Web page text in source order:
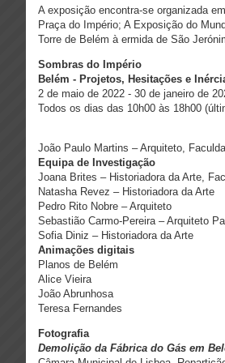
A exposição encontra-se organizada
Praça do Império; A Exposição do
Torre de Belém à ermida de São
Sombras do Império
Belém - Projetos, Hesitações e
2 de maio de 2022 - 30 de janeiro de
Todos os dias das 10h00 às 18h00
João Paulo Martins – Arquiteto,
Equipa de Investigação
Joana Brites – Historiadora da Arte,
Natasha Revez – Historiadora da Arte
Pedro Rito Nobre – Arquiteto
Sebastião Carmo-Pereira – Arquiteto
Sofia Diniz – Historiadora da Arte
Animações digitais
Planos de Belém
Alice Vieira
João Abrunhosa
Teresa Fernandes
Fotografia
Demolição da Fábrica do Gás em